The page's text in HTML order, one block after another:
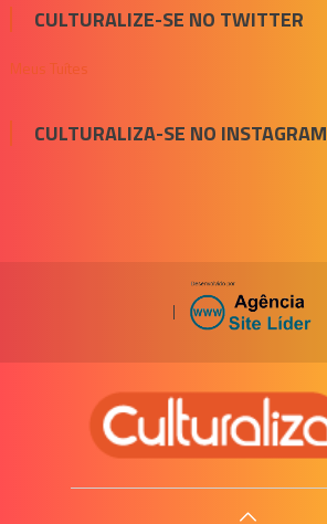
CULTURALIZE-SE NO TWITTER
Meus Tuítes
CULTURALIZA-SE NO INSTAGRAM
|